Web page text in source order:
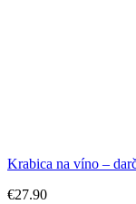
Krabica na víno –
€27.90